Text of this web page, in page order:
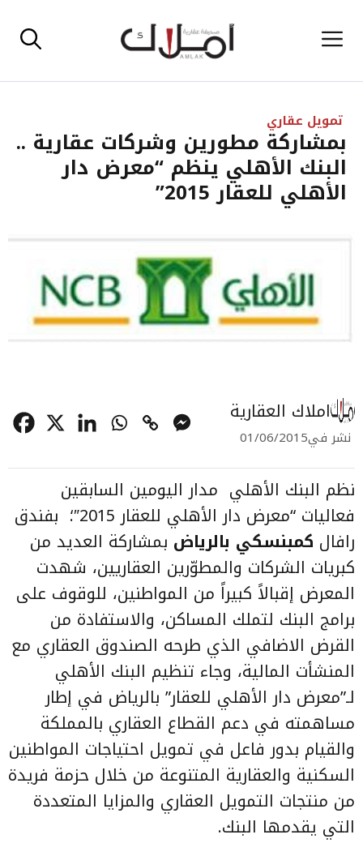
إلى القائمة
تمويل عقاري
بمشاركة مطورين وشركات عقارية ..
البنك الأهلي ينظم “معرض دار
الأهلي للعقار 2015”
املاك العقارية
نشر في01/06/2015
نظم البنك الأهلي مدار اليومين السابقين
فعاليات “معرض دار الأهلي للعقار 2015″؛ بفندق
رافال كمبنسكي بالرياض بمشاركة العديد من
كبريات الشركات والمطوّرين العقاريين، شهدت
المعرض إقبالاً كبيراً من المواطنين، للوقوف على
برامج البنك لتملك المساكن، والاستفادة من
القرض الاضافي الذي طرحه الصندوق العقاري مع
المنشأت المالية، وجاء تنظيم البنك الأهلي
لـ”معرض دار الأهلي للعقار” بالرياض في إطار
مساهمته في دعم القطاع العقاري بالمملكة
والقيام بدور فاعل في تمويل احتياجات المواطنين
السكنية والعقارية المتنوعة من خلال حزمة فريدة
من منتجات التمويل العقاري والمزايا المتعددة
التي يقدمها البنك.